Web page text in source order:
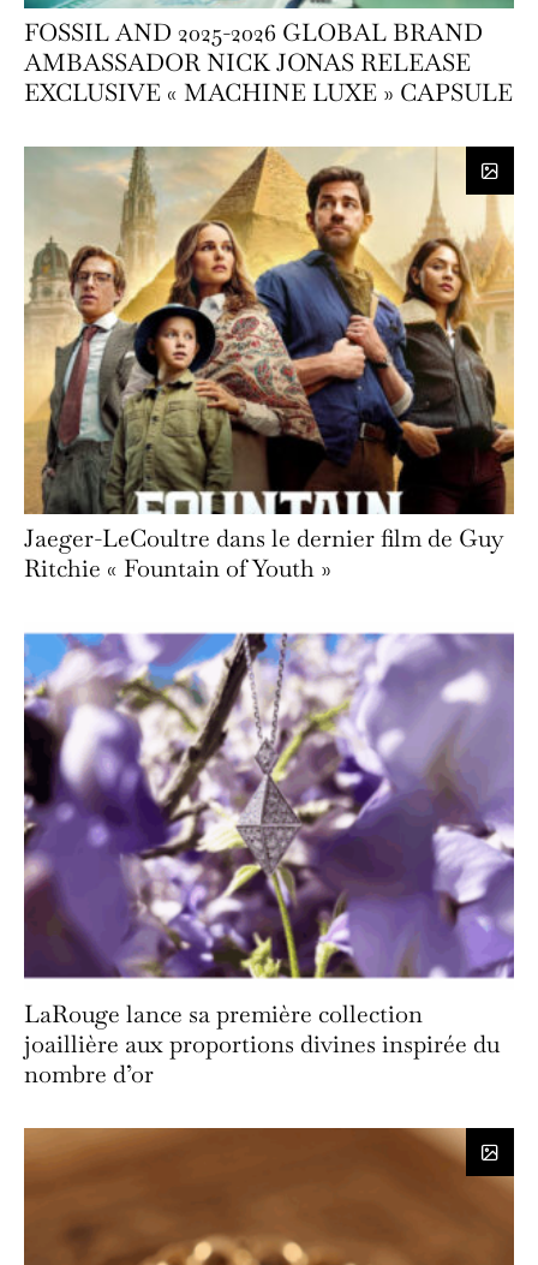
FOSSIL AND 2025-2026 GLOBAL BRAND
AMBASSADOR NICK JONAS RELEASE
EXCLUSIVE « MACHINE LUXE » CAPSULE
Jaeger-LeCoultre dans le dernier film de Guy
Ritchie « Fountain of Youth »
LaRouge lance sa première collection
joaillière aux proportions divines inspirée du
nombre d’or